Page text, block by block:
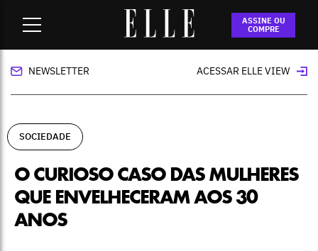
ASSINE OU
COMPRE
O curioso caso das mulheres que
envelheceram aos 30 anos
NEWSLETTER ACESSAR ELLE VIEW
SOCIEDADE
O CURIOSO CASO DAS MULHERES
QUE ENVELHECERAM AOS 30
ANOS